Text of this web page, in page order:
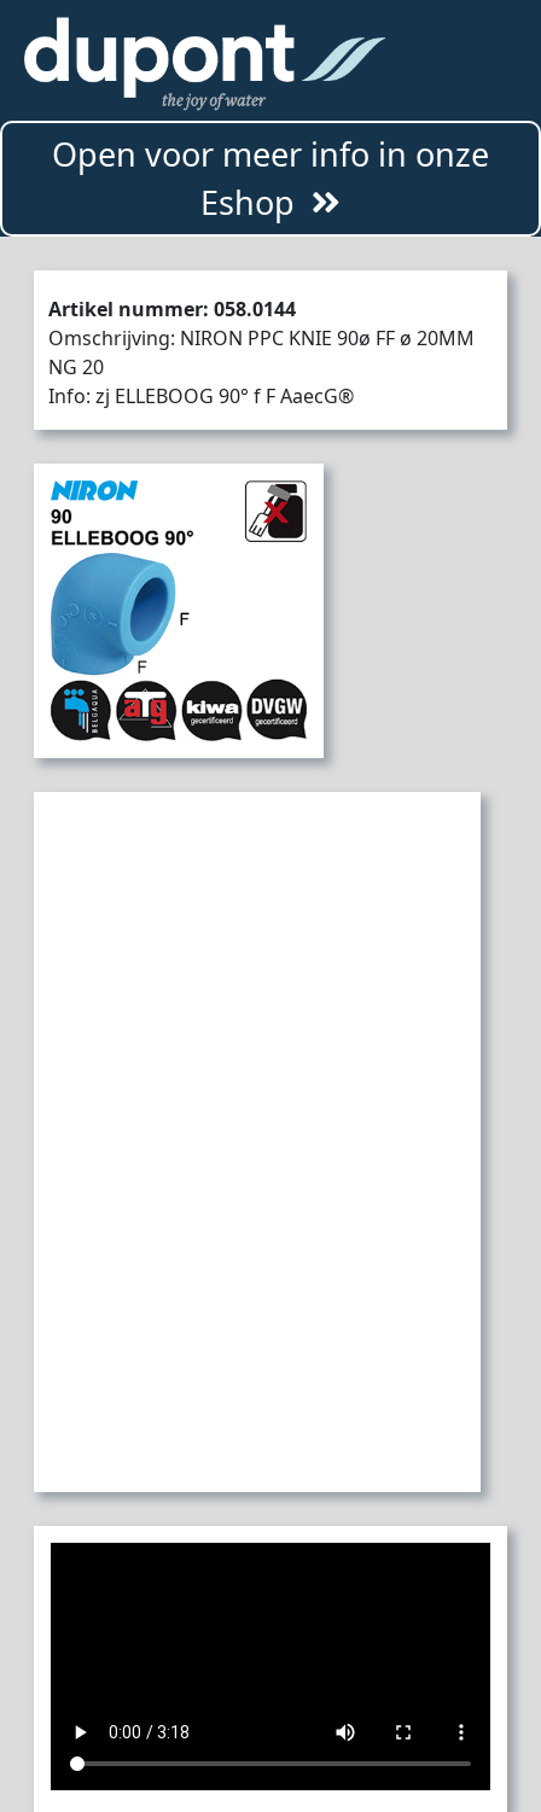
Open voor meer info in onze
Eshop
Artikel nummer: 058.0144
Omschrijving: NIRON PPC KNIE 90ø FF ø 20MM
NG 20
Info: zj ELLEBOOG 90° f F AaecG®